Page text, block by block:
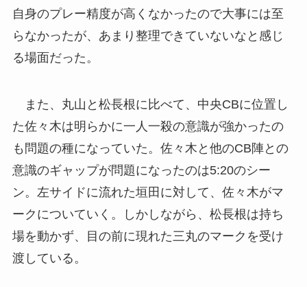
自身のプレー精度が高くなかったので大事には至
らなかったが、あまり整理できていないなと感じ
る場面だった。
また、丸山と松長根に比べて、中央CBに位置し
た佐々木は明らかに一人一殺の意識が強かったの
も問題の種になっていた。佐々木と他のCB陣との
意識のギャップが問題になったのは5:20のシー
ン。左サイドに流れた垣田に対して、佐々木がマ
ークについていく。しかしながら、松長根は持ち
場を動かず、目の前に現れた三丸のマークを受け
渡している。